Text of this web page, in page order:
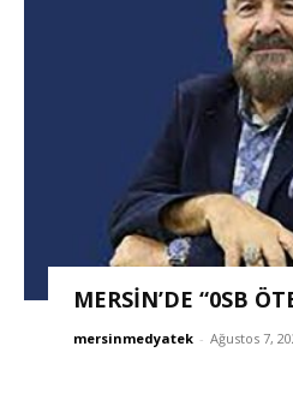
MERSİN’DE “0SB
mersinmedyatek - Ağustos 7,